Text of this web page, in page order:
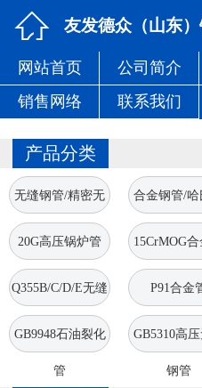
 友发德众（山东
网站首页 公司简介
销售网络
联系我们
产品分类
无缝钢管/精密无 合金钢管/哈
20G高压锅炉管 15CrMOG
压管
Q355B/C/D/E无缝 P91合金
GB9948石油裂化
管
GB5310高
钢管